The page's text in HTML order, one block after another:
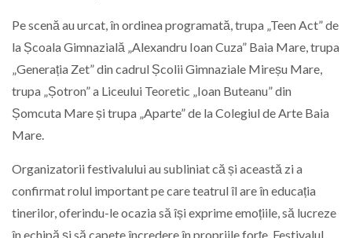
Pe scenă au urcat, în ordinea programată, trupa „Teen Act” de
la Școala Gimnazială „Alexandru Ioan Cuza” Baia Mare, trupa
„Generația Zet” din cadrul Școlii Gimnaziale Mireșu Mare,
trupa „Șotron” a Liceului Teoretic „Ioan Buteanu” din
Șomcuta Mare și trupa „Aparte” de la Colegiul de Arte Baia
Mare.
Organizatorii festivalului au subliniat că și această zi a
confirmat rolul important pe care teatrul îl are în educația
tinerilor, oferindu-le ocazia să își exprime emoțiile, să lucreze
în echipă și să capete încredere în propriile forțe. Festivalul